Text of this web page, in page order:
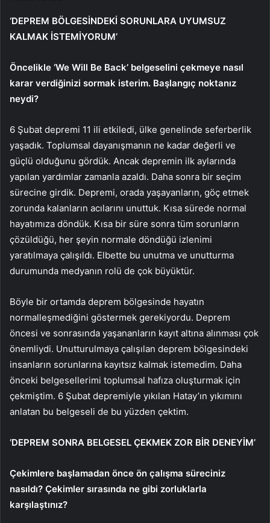
‘DEPREM BÖLGESİNDEKİ SORUNLARA UYUMSUZ
KALMAK İSTEMİYORUM’
Öncelikle ‘We Will Be Back’ belgeselini çekmeye nasıl
karar verdiğinizi sormak isterim. Başlangıç ​​noktanız
neydi?
6 Şubat depremi 11 ili etkiledi, ülke genelinde seferberlik
yaşadık. Toplumsal dayanışmanın ne kadar değerli ve
güçlü olduğunu gördük. Ancak depremin ilk aylarında
yapılan yardımlar zamanla azaldı. Daha sonra bir seçim
sürecine girdik. Depremi, orada yaşayanların, göç etmek
zorunda kalanların acılarını unuttuk. Kısa sürede normal
hayatımıza döndük. Kısa bir süre sonra tüm sorunların
çözüldüğü, her şeyin normale döndüğü izlenimi
yaratılmaya çalışıldı. Elbette bu unutma ve unutturma
durumunda medyanın rolü de çok büyüktür.
Böyle bir ortamda deprem bölgesinde hayatın
normalleşmediğini göstermek gerekiyordu. Deprem
öncesi ve sonrasında yaşananların kayıt altına alınması çok
önemliydi. Unutturulmaya çalışılan deprem bölgesindeki
insanların sorunlarına kayıtsız kalmak istemedim. Daha
önceki belgesellerimi toplumsal hafıza oluşturmak için
çekmiştim. 6 Şubat depremiyle yıkılan Hatay’ın yıkımını
anlatan bu belgeseli de bu yüzden çektim.
‘DEPREM SONRA BELGESEL ÇEKMEK ZOR BİR DENEYİM’
Çekimlere başlamadan önce ön çalışma süreciniz
nasıldı? Çekimler sırasında ne gibi zorluklarla
karşılaştınız?